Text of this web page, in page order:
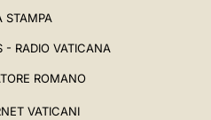
STAMPA
- RADIO VATICANA
ROMANO
VATICANI